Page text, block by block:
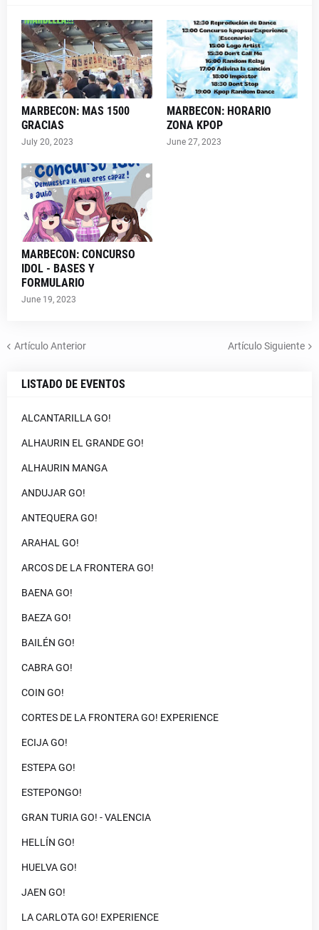
MARBECON: MAS 1500
GRACIAS
July 20, 2023
MARBECON: HORARIO
ZONA KPOP
June 27, 2023
MARBECON: CONCURSO
IDOL - BASES Y
FORMULARIO
June 19, 2023
Artículo Anterior Artículo Siguiente
LISTADO DE EVENTOS
ALCANTARILLA GO!
ALHAURIN EL GRANDE GO!
ALHAURIN MANGA
ANDUJAR GO!
ANTEQUERA GO!
ARAHAL GO!
ARCOS DE LA FRONTERA GO!
BAENA GO!
BAEZA GO!
BAILÉN GO!
CABRA GO!
COIN GO!
CORTES DE LA FRONTERA GO! EXPERIENCE
ECIJA GO!
ESTEPA GO!
ESTEPONGO!
GRAN TURIA GO! - VALENCIA
HELLÍN GO!
HUELVA GO!
JAEN GO!
LA CARLOTA GO! EXPERIENCE